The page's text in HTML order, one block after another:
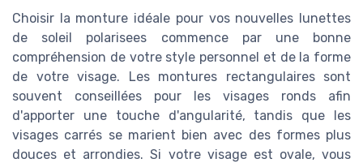
Choisir la monture idéale pour vos nouvelles lunettes
de soleil polarisees commence par une bonne
compréhension de votre style personnel et de la forme
de votre visage. Les montures rectangulaires sont
souvent conseillées pour les visages ronds afin
d'apporter une touche d'angularité, tandis que les
visages carrés se marient bien avec des formes plus
douces et arrondies. Si votre visage est ovale, vous